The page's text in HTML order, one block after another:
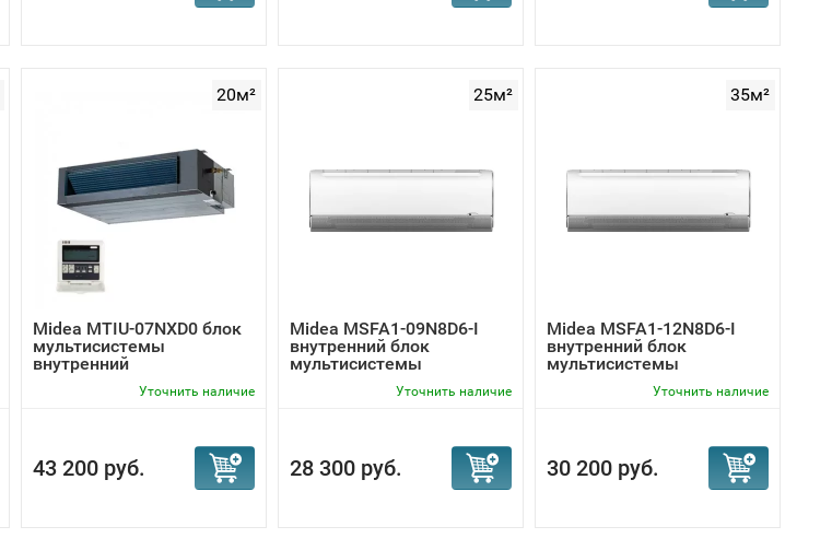
20м²
Midea MTIU-07NXD0 блок
мультисистемы
внутренний
Уточнить наличие
43 200 руб.
25м²
Midea MSFA1-09N8D6-I
внутренний блок
мультисистемы
Уточнить наличие
28 300 руб.
35м²
Midea MSFA1-12N8D6-I
внутренний блок
мультисистемы
Уточнить наличие
30 200 руб.